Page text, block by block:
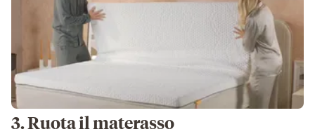
3. Ruota il materasso